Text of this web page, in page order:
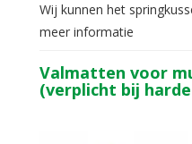
Wij kunnen het
meer informatie
Valmatten voor
(verplicht bij